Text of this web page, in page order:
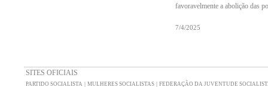
favoravelmente a abolição das
7/4/2025
SITES OFICIAIS
PARTIDO SOCIALISTA | MULHERES SOCIALISTAS | FEDERAÇÃO DA JUVENTUDE